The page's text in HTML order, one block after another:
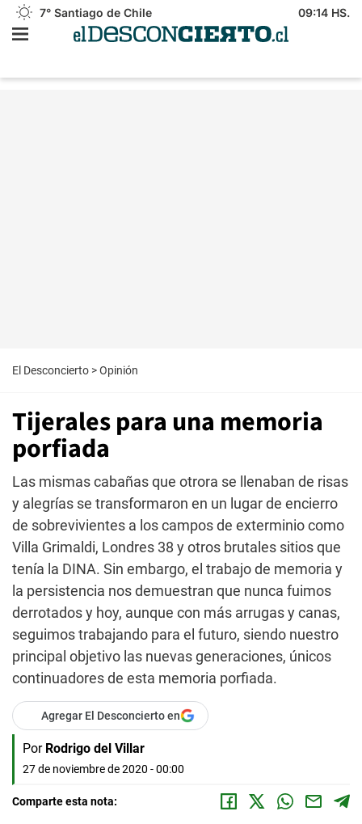
7° Santiago de Chile 09:14 HS.
El Desconcierto >Opinión
Tijerales para una memoria
porfiada
Las mismas cabañas que otrora se llenaban de risas
y alegrías se transformaron en un lugar de encierro
de sobrevivientes a los campos de exterminio como
Villa Grimaldi, Londres 38 y otros brutales sitios que
tenía la DINA. Sin embargo, el trabajo de memoria y
la persistencia nos demuestran que nunca fuimos
derrotados y hoy, aunque con más arrugas y canas,
seguimos trabajando para el futuro, siendo nuestro
principal objetivo las nuevas generaciones, únicos
continuadores de esta memoria porfiada.
Agregar El Desconcierto en
Por Rodrigo del Villar
27 de noviembre de 2020 - 00:00
Comparte esta nota: